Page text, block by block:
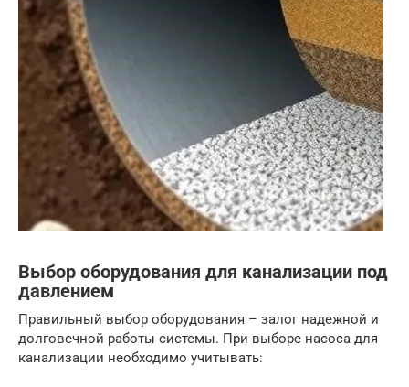
Выбор оборудования для канализации под
давлением
Правильный выбор оборудования – залог надежной и
долговечной работы системы. При выборе насоса для
канализации необходимо учитывать: